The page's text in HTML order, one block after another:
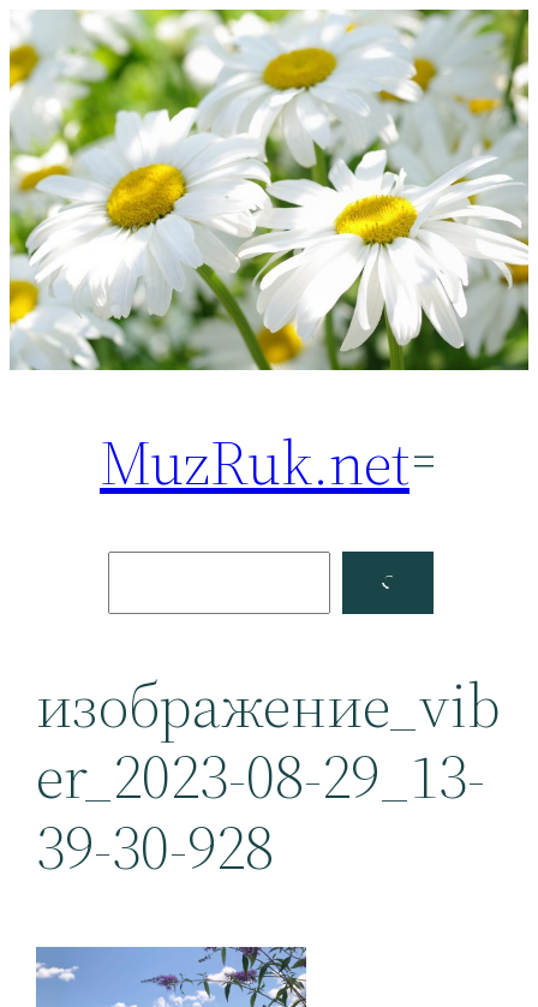
Перейти
к
содержимому
MuzRuk.net
Facebook
изображение_vib
er_2023-08-29_13-
39-30-928